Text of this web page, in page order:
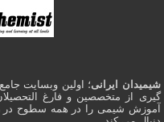
شیمیدان ایرانی؛ اولین وبسایت
گیری از متخصصین و فارغ
آموزش شیمی را در همه سطوح در